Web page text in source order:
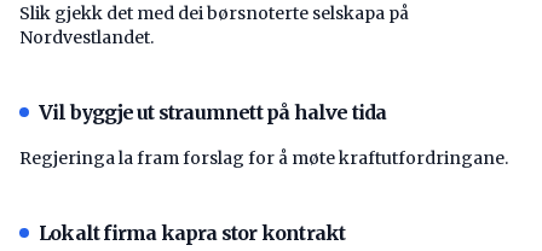
Slik gjekk det med dei børsnoterte selskapa på
Nordvestlandet.
Vil byggje ut straumnett på halve tida
Regjeringa la fram forslag for å møte kraftutfordringane.
Lokalt firma kapra stor kontrakt